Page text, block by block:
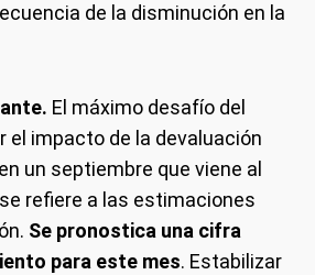
de la disminución en la
El máximo desafío del
el impacto de la devaluación
un septiembre que viene al
refiere a las estimaciones
Se pronostica una cifra
para este mes. Estabilizar